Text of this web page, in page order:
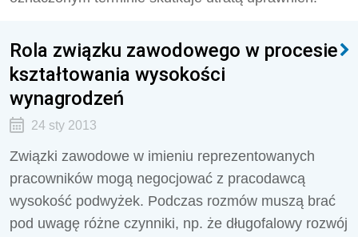
Rola związku zawodowego w procesie
kształtowania wysokości
wynagrodzeń
24 sty 2013
Związki zawodowe w imieniu reprezentowanych
pracowników mogą negocjować z pracodawcą
wysokość podwyżek. Podczas rozmów muszą brać
pod uwagę różne czynniki, np. że długofalowy rozwój